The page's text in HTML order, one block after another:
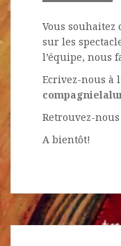
Vous
sur les
l’équipe, nous
Ecrivez-nous à
Retrouvez-
A bientôt!